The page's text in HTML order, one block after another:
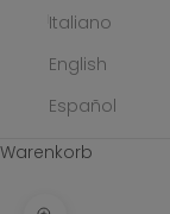
Italiano
English
Español
Warenkorb